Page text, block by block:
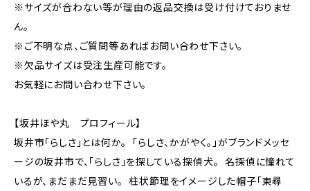
※サイズが合わない等が理由の返品交換は受け付けておりませ
ん。
※ご不明な点、ご質問等あればお問い合わせ下さい。
※欠品サイズは受注生産可能です。
お気軽にお問い合わせ下さい。
【坂井ほや丸 プロフィール】
坂井市「らしさ」とは何か。 「らしさ、かがやく。」がブランドメッセ
ージの坂井市で、「らしさ」を探している探偵犬。 名探偵に憧れて
いるが、まだまだ見習い。 柱状節理をイメージした帽子「東尋